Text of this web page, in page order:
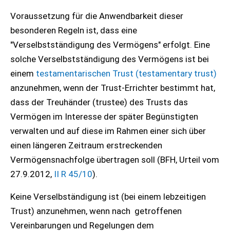
Voraussetzung für die Anwendbarkeit dieser
besonderen Regeln ist, dass eine
"Verselbstständigung des Vermögens" erfolgt. Eine
solche Verselbstständigung des Vermögens ist bei
einem testamentarischen Trust (testamentary trust)
anzunehmen, wenn der Trust-Errichter bestimmt hat,
dass der Treuhänder (trustee) des Trusts das
Vermögen im Interesse der später Begünstigten
verwalten und auf diese im Rahmen einer sich über
einen längeren Zeitraum erstreckenden
Vermögensnachfolge übertragen soll (BFH, Urteil vom
27.9.2012, II R 45/10).
Keine Verselbständigung ist (bei einem lebzeitigen
Trust) anzunehmen, wenn nach getroffenen
Vereinbarungen und Regelungen dem